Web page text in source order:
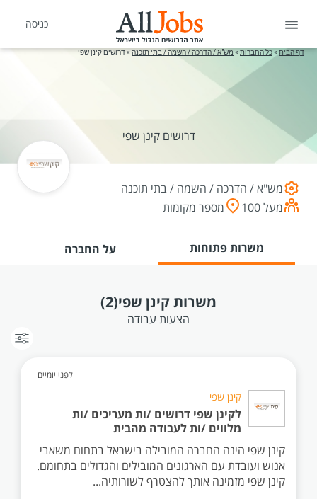
כניסה
דף הבית »כל החברות » מש"א / הדרכה / השמה / בתי תוכנה»דרושים קינן שפי
דרושים קינן שפי
מש"א / הדרכה / השמה / בתי תוכנה
מעל 100
מספר מקומות
משרות פתוחות על החברה
משרות קינן שפי(2)
הצעות עבודה
לפני יומיים
קינן שפי
לקינן שפי דרושים /ות מעריכים /ות
מלווים /ות לעבודה מהבית
קינן שפי הינה החברה המובילה בישראל בתחום משאבי
אנוש ועובדת עם הארגונים המובילים והגדולים בתחומם.
קינן שפי מזמינה אותך להצטרף לשורותיה...